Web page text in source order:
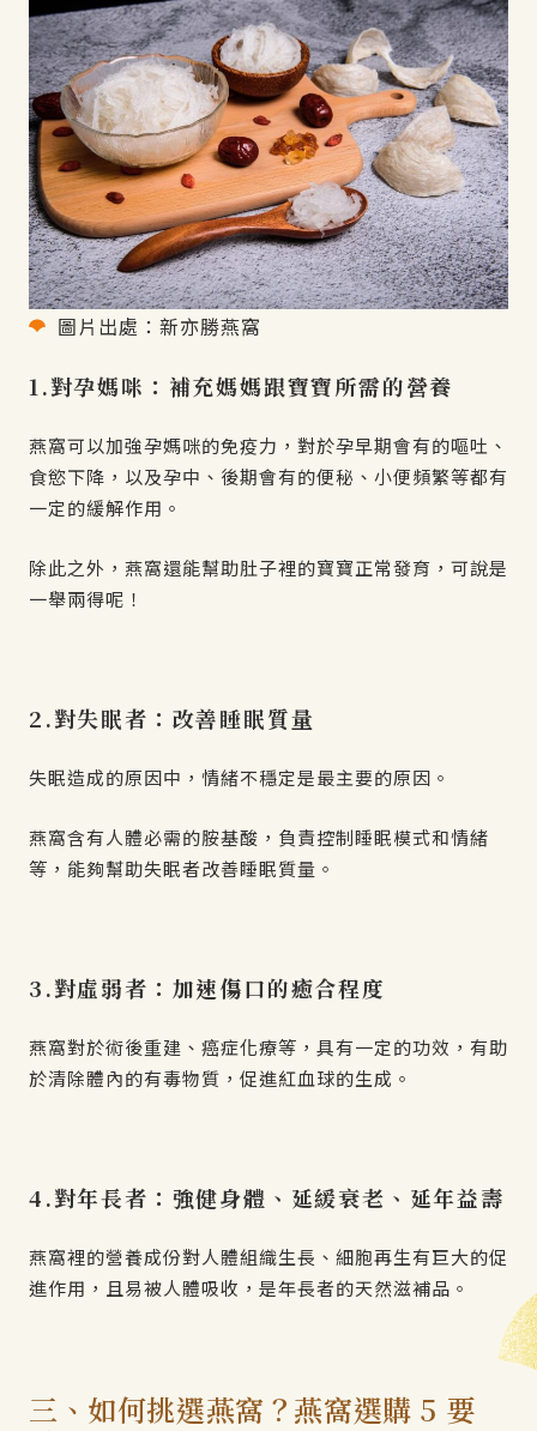
圖片出處：新亦勝燕窩
1.對孕媽咪：補充媽媽跟寶寶所需的營養
燕窩可以加強孕媽咪的免疫力，對於孕早期會有的嘔吐、
食慾下降，以及孕中、後期會有的便秘、小便頻繁等都有
一定的緩解作用。
除此之外，燕窩還能幫助肚子裡的寶寶正常發育，可說是
一舉兩得呢！
2.對失眠者：改善睡眠質量
失眠造成的原因中，情緒不穩定是最主要的原因。
燕窩含有人體必需的胺基酸，負責控制睡眠模式和情緒
等，能夠幫助失眠者改善睡眠質量。
3.對虛弱者：加速傷口的癒合程度
燕窩對於術後重建、癌症化療等，具有一定的功效，有助
於清除體內的有毒物質，促進紅血球的生成。
4.對年長者：強健身體、延緩衰老、延年益壽
燕窩裡的營養成份對人體組織生長、細胞再生有巨大的促
進作用，且易被人體吸收，是年長者的天然滋補品。
三、如何挑選燕窩？燕窩選購 5 要